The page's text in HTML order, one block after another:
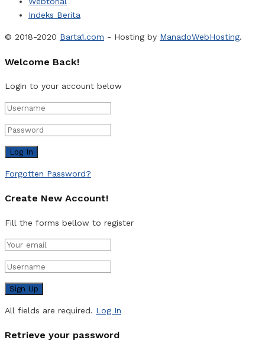
Indeks Berita
© 2018-2020 Barta1.com - Hosting by ManadoWebHosting.
Welcome Back!
Login to your account below
Forgotten Password?
Create New Account!
Fill the forms bellow to register
All fields are required. Log In
Retrieve your password